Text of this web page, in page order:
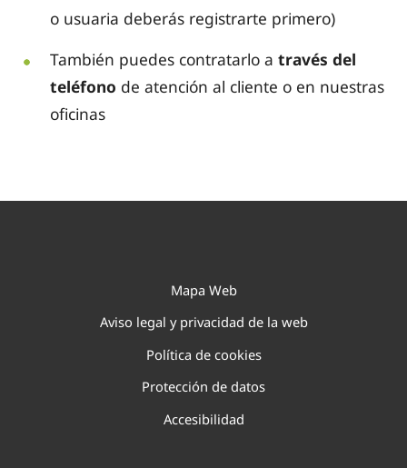
o usuaria deberás registrarte primero)
También puedes contratarlo a través del
teléfono de atención al cliente o en nuestras
oficinas
Mapa Web
Aviso legal y privacidad de la web
Política de cookies
Protección de datos
Accesibilidad